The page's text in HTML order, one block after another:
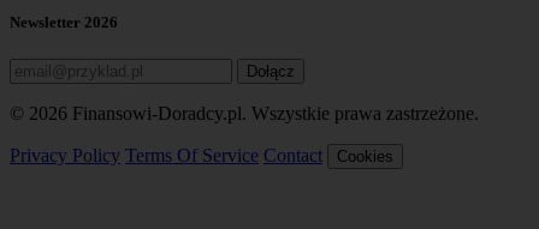
Newsletter 2026
Dołącz
© 2026 Finansowi-Doradcy.pl. Wszystkie prawa zastrzeżone.
Privacy Policy Terms Of Service Contact Cookies